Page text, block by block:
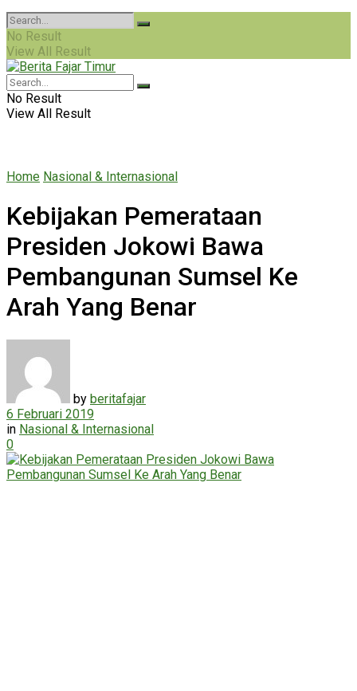
No Result
View All Result
No Result
View All Result
Home Nasional & Internasional
Kebijakan Pemerataan
Presiden Jokowi Bawa
Pembangunan Sumsel Ke
Arah Yang Benar
by beritafajar
6 Februari 2019
in Nasional & Internasional
0